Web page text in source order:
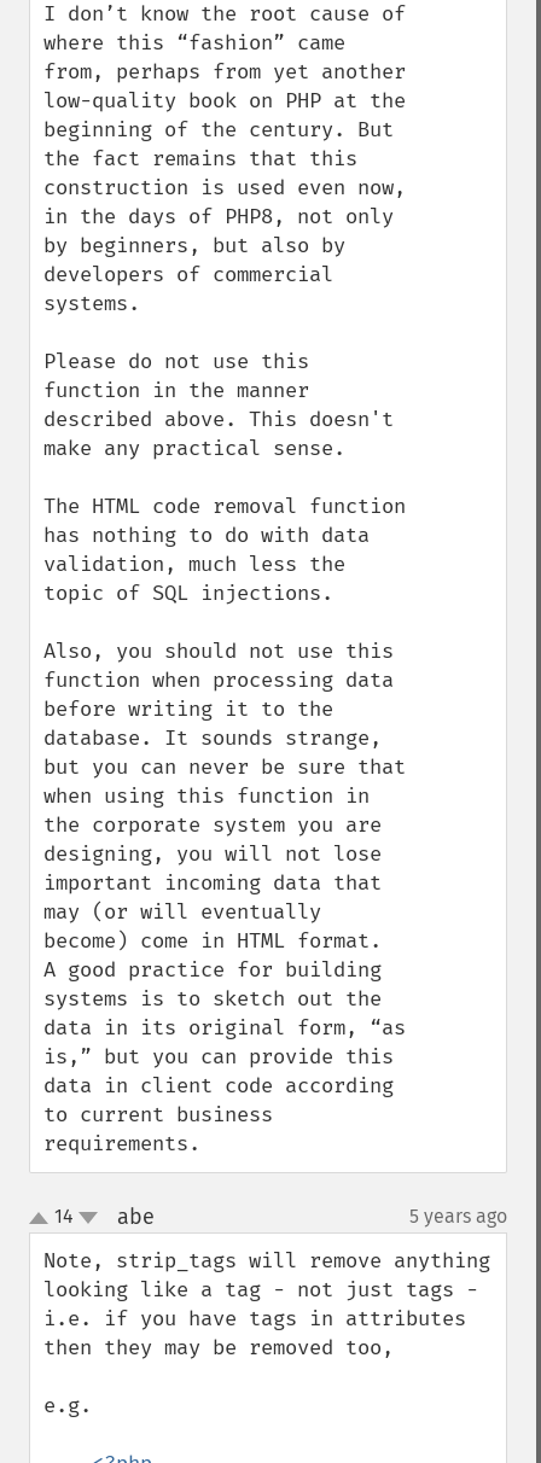
I don’t know the root cause of
where this “fashion” came
from, perhaps from yet another
low-quality book on PHP at the
beginning of the century. But
the fact remains that this
construction is used even now,
in the days of PHP8, not only
by beginners, but also by
developers of commercial
systems.
Please do not use this
function in the manner
described above. This doesn't
make any practical sense.
The HTML code removal function
has nothing to do with data
validation, much less the
topic of SQL injections.
Also, you should not use this
function when processing data
before writing it to the
database. It sounds strange,
but you can never be sure that
when using this function in
the corporate system you are
designing, you will not lose
important incoming data that
may (or will eventually
become) come in HTML format.
A good practice for building
systems is to sketch out the
data in its original form, “as
is,” but you can provide this
data in client code according
to current business
requirements.
up
down
14 abe 5 years ago
Note, strip_tags will remove anything
looking like a tag - not just tags -
i.e. if you have tags in attributes
then they may be removed too,
e.g.